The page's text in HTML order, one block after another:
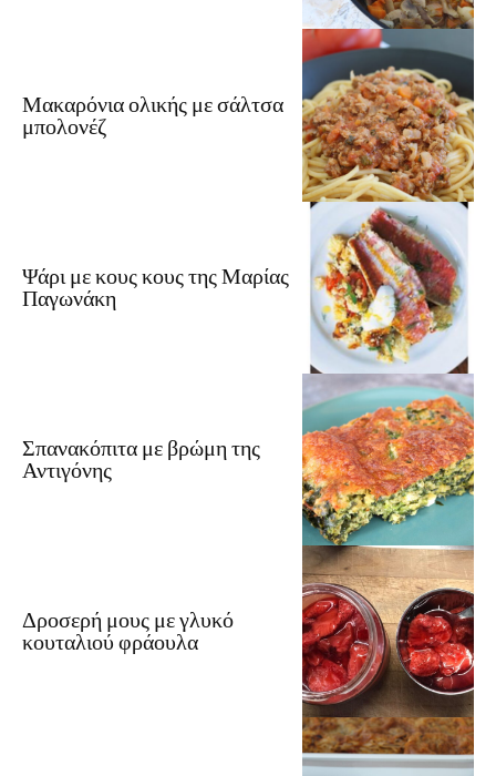
Μακαρόνια ολικής με σάλτσα
μπολονέζ
Ψάρι με κους κους της Μαρίας
Παγωνάκη
Σπανακόπιτα με βρώμη της
Αντιγόνης
Δροσερή μους με γλυκό
κουταλιού φράουλα